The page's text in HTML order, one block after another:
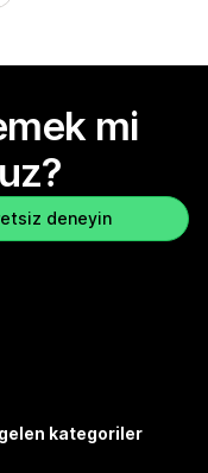
mi
deneyin
kategoriler